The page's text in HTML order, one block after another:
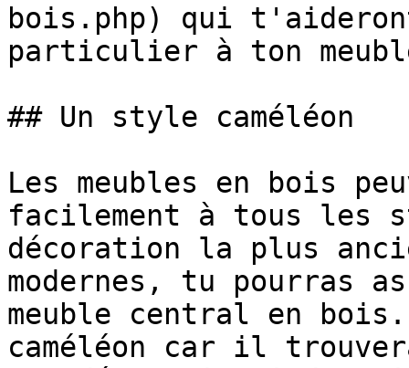
bois.php) qui
particulier à ton
## Un style caméléon
Les meubles en bois
facilement à tous les
décoration la plus
modernes, tu pourras
meuble central en
caméléon car il